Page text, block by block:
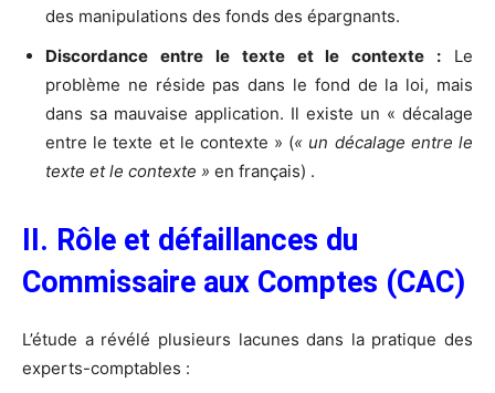
des manipulations des fonds des épargnants.
Discordance entre le texte et le contexte : Le
problème ne réside pas dans le fond de la loi, mais
dans sa mauvaise application. Il existe un « décalage
entre le texte et le contexte » (« un décalage entre le
texte et le contexte » en français) .
II. Rôle et défaillances du
Commissaire aux Comptes (CAC)
L’étude a révélé plusieurs lacunes dans la pratique des
experts-comptables :